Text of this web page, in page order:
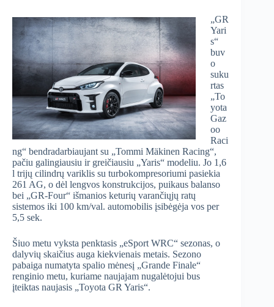
„GR
Yari
s“
buv
o
suku
rtas
„To
yota
Gaz
oo
Raci
ng“ bendradarbiaujant su „Tommi Mӓkinen Racing“,
pačiu galingiausiu ir greičiausiu „Yaris“ modeliu. Jo 1,6
l trijų cilindrų variklis su turbokompresoriumi pasiekia
261 AG, o dėl lengvos konstrukcijos, puikaus balanso
bei „GR-Four“ išmanios keturių varančiųjų ratų
sistemos iki 100 km/val. automobilis įsibėgėja vos per
5,5 sek.
Šiuo metu vyksta penktasis „eSport WRC“ sezonas, o
dalyvių skaičius auga kiekvienais metais. Sezono
pabaiga numatyta spalio mėnesį „Grande Finale“
renginio metu, kuriame naujajam nugalėtojui bus
įteiktas naujasis „Toyota GR Yaris“.